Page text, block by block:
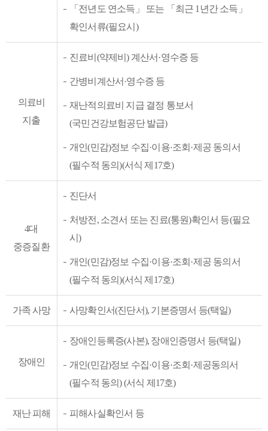
「전년도 연소득」 또는 「최근 1년간 소득」
확인서류(필요시)
의료비
지출
진료비(약제비) 계산서·영수증 등
간병비계산서·영수증 등
재난적의료비 지급 결정 통보서
(국민건강보험공단 발급)
개인(민감)정보 수집·이용·조회·제공 동의서
(필수적 동의)(서식 제17호)
4대
중증질환
진단서
처방전, 소견서 또는 진료(통원)확인서 등(필요
시)
개인(민감)정보 수집·이용·조회·제공 동의서
(필수적 동의)(서식 제17호)
가족 사망 사망확인서(진단서), 기본증명서 등(택일)
장애인
장애인등록증(사본), 장애인증명서 등(택일)
개인(민감)정보 수집·이용·조회·제공동의서
(필수적 동의) (서식 제17호)
재난 피해 피해사실확인서 등